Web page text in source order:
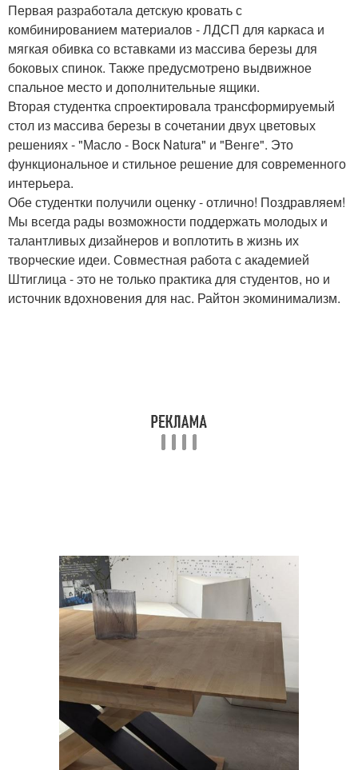
Первая разработала детскую кровать с
комбинированием материалов - ЛДСП для каркаса и
мягкая обивка со вставками из массива березы для
боковых спинок. Также предусмотрено выдвижное
спальное место и дополнительные ящики.
Вторая студентка спроектировала трансформируемый
стол из массива березы в сочетании двух цветовых
решениях - "Масло - Воск Natura" и "Венге". Это
функциональное и стильное решение для современного
интерьера.
Обе студентки получили оценку - отлично! Поздравляем!
Мы всегда рады возможности поддержать молодых и
талантливых дизайнеров и воплотить в жизнь их
творческие идеи. Совместная работа с академией
Штиглица - это не только практика для студентов, но и
источник вдохновения для нас. Райтон экоминимализм.